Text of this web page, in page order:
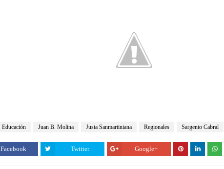
Educación Juan B. Molina Justa Sanmartiniana Regionales Sargento Cabral
Facebook Twitter Google+